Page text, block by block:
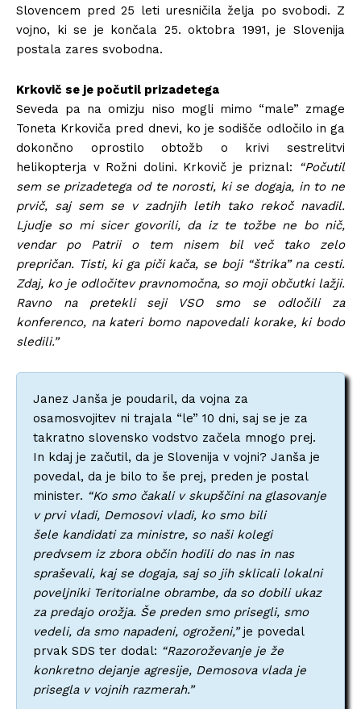
Slovencem pred 25 leti uresničila želja po svobodi. Z
vojno, ki se je končala 25. oktobra 1991, je Slovenija
postala zares svobodna.
Krkovič se je počutil prizadetega
Seveda pa na omizju niso mogli mimo “male” zmage
Toneta Krkoviča pred dnevi, ko je sodišče odločilo in ga
dokončno oprostilo obtožb o krivi sestrelitvi
helikopterja v Rožni dolini. Krkovič je priznal:
“Počutil
sem se prizadetega od te norosti, ki se dogaja, in to ne
prvič, saj sem se v zadnjih letih tako rekoč navadil.
Ljudje so mi sicer govorili, da iz te tožbe ne bo nič,
vendar po Patrii o tem nisem bil več tako zelo
prepričan. Tisti, ki ga piči kača, se boji “štrika” na cesti.
Zdaj, ko je odločitev pravnomočna, so moji občutki lažji.
Ravno na pretekli seji VSO smo se odločili za
konferenco, na kateri bomo napovedali korake, ki bodo
sledili.”
Janez Janša je poudaril, da vojna za
osamosvojitev ni trajala “le” 10 dni, saj se je za
takratno slovensko vodstvo začela mnogo prej.
In kdaj je začutil, da je Slovenija v vojni? Janša je
povedal, da je bilo to še prej, preden je postal
minister. “Ko smo čakali v skupščini na glasovanje
v prvi vladi, Demosovi vladi, ko smo bili
šele kandidati za ministre, so naši kolegi
predvsem iz zbora občin hodili do nas in nas
spraševali, kaj se dogaja, saj so jih sklicali lokalni
poveljniki Teritorialne obrambe, da so dobili ukaz
za predajo orožja. Še preden smo prisegli, smo
vedeli, da smo napadeni, ogroženi,”je povedal
prvak SDS ter dodal: “Razoroževanje je že
konkretno dejanje agresije, Demosova vlada je
prisegla v vojnih razmerah.”